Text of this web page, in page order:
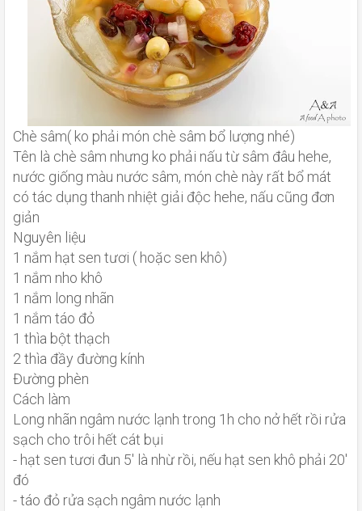
Chè sâm( ko phải món chè sâm bổ lượng nhé)
Tên là chè sâm nhưng ko phải nấu từ sâm đâu hehe,
nước giống màu nước sâm, món chè này rất bổ mát
có tác dụng thanh nhiệt giải độc hehe, nấu cũng đơn
giản
Nguyên liệu
1 nắm hạt sen tươi ( hoặc sen khô)
1 nắm nho khô
1 nắm long nhãn
1 nắm táo đỏ
1 thìa bột thạch
2 thìa đầy đường kính
Đường phèn
Cách làm
Long nhãn ngâm nước lạnh trong 1h cho nở hết rồi rửa
sạch cho trôi hết cát bụi
- hạt sen tươi đun 5' là nhừ rồi, nếu hạt sen khô phải 20'
đó
- táo đỏ rửa sạch ngâm nước lạnh